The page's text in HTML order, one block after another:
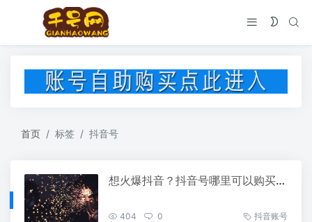
首页 标签 抖音号
想火爆抖音？抖音号哪里可以购买，轻松上热门！
404 0 抖音账号